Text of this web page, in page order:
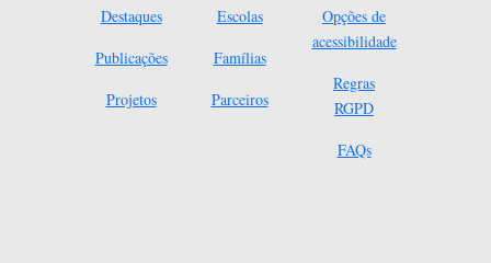
Destaques
Publicações
Projetos
Escolas
Famílias
Parceiros
Opções de
acessibilidade
Regras
RGPD
FAQs